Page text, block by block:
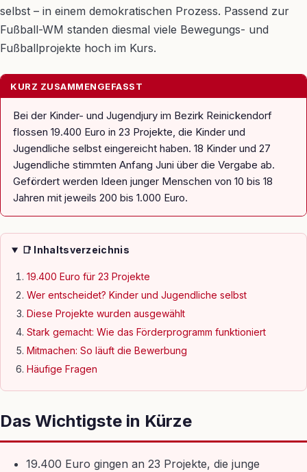
selbst – in einem demokratischen Prozess. Passend zur
Fußball-WM standen diesmal viele Bewegungs- und
Fußballprojekte hoch im Kurs.
KURZ ZUSAMMENGEFASST
Bei der Kinder- und Jugendjury im Bezirk Reinickendorf
flossen 19.400 Euro in 23 Projekte, die Kinder und
Jugendliche selbst eingereicht haben. 18 Kinder und 27
Jugendliche stimmten Anfang Juni über die Vergabe ab.
Gefördert werden Ideen junger Menschen von 10 bis 18
Jahren mit jeweils 200 bis 1.000 Euro.
📑 Inhaltsverzeichnis
19.400 Euro für 23 Projekte
Wer entscheidet? Kinder und Jugendliche selbst
Diese Projekte wurden ausgewählt
Stark gemacht: Wie das Förderprogramm funktioniert
Mitmachen: So läuft die Bewerbung
Häufige Fragen
Das Wichtigste in Kürze
19.400 Euro gingen an 23 Projekte, die junge